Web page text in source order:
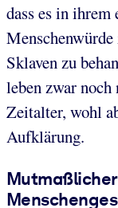
dass es in ihrem
Sklaven zu
leben zwar
Zeitalter, wohl
Aufklärung.